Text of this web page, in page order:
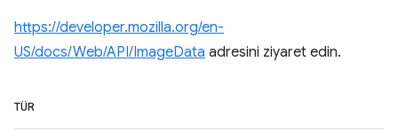
https://developer.mozilla.org/en-
US/docs/Web/API/ImageData adresini ziyaret edin.
TÜR